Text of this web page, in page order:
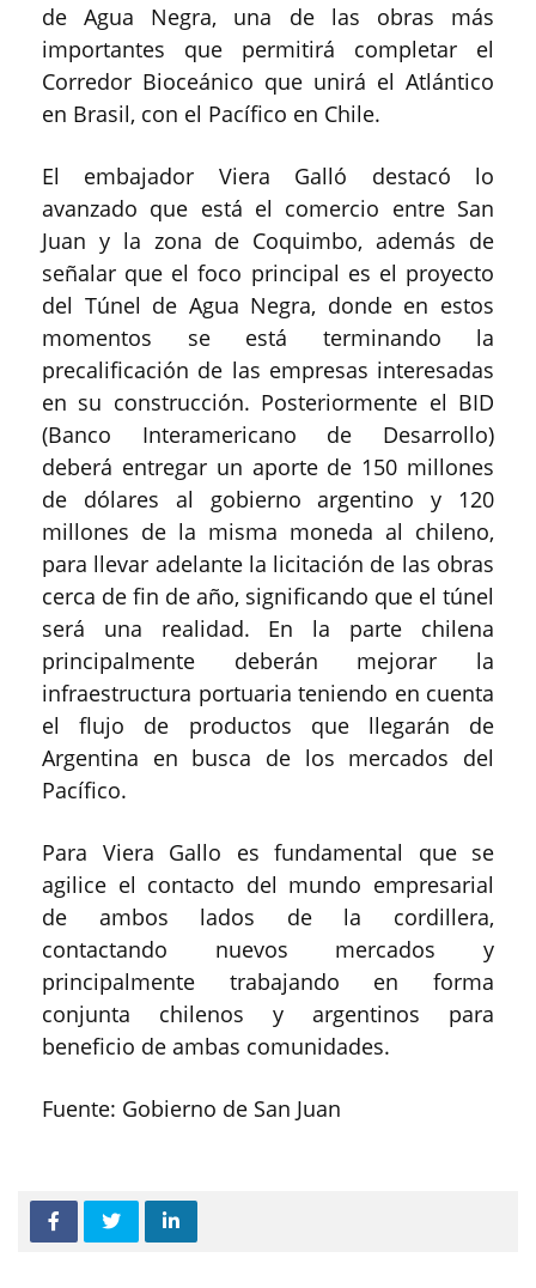
de Agua Negra, una de las obras más
importantes que permitirá completar el
Corredor Bioceánico que unirá el Atlántico
en Brasil, con el Pacífico en Chile.
El embajador Viera Galló destacó lo
avanzado que está el comercio entre San
Juan y la zona de Coquimbo, además de
señalar que el foco principal es el proyecto
del Túnel de Agua Negra, donde en estos
momentos se está terminando la
precalificación de las empresas interesadas
en su construcción. Posteriormente el BID
(Banco Interamericano de Desarrollo)
deberá entregar un aporte de 150 millones
de dólares al gobierno argentino y 120
millones de la misma moneda al chileno,
para llevar adelante la licitación de las obras
cerca de fin de año, significando que el túnel
será una realidad. En la parte chilena
principalmente deberán mejorar la
infraestructura portuaria teniendo en cuenta
el flujo de productos que llegarán de
Argentina en busca de los mercados del
Pacífico.
Para Viera Gallo es fundamental que se
agilice el contacto del mundo empresarial
de ambos lados de la cordillera,
contactando nuevos mercados y
principalmente trabajando en forma
conjunta chilenos y argentinos para
beneficio de ambas comunidades.
Fuente: Gobierno de San Juan